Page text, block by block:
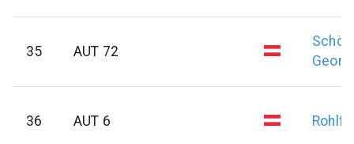
35 AUT 72
Georg
36 AUT 6 Rohlfs